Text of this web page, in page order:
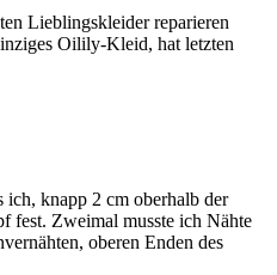
Lieblingskleider reparieren
Oilily-Kleid, hat letzten
ich, knapp 2 cm oberhalb der
fest. Zweimal musste ich Nähte
oberen Enden des